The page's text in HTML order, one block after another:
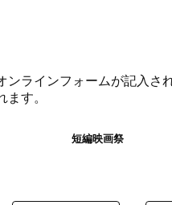
ンラインフォームが記入さ
す。
短編映画祭